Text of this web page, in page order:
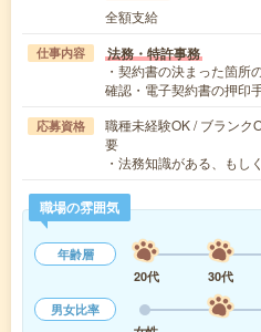
全額支給
仕事内容 法務・特許事務
・契約書の決まった箇所
確認・電子契約書の押印
応募資格
職種未経験OK / ブランク
要
・法務知識がある、もし
職場の雰囲気
年齢層
20代
30代
男女比率